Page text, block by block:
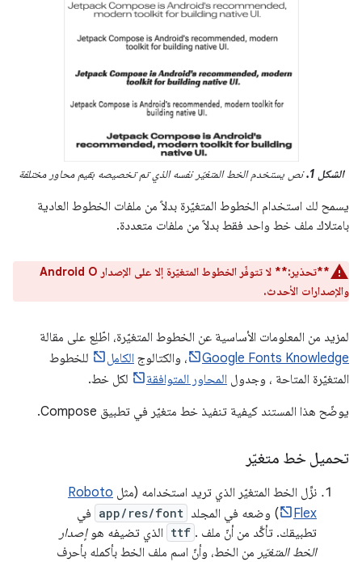
الشكل 1. نص يستخدم الخط المتغيّر نفسه الذي تم تخصيصه بقيم محاور مختلفة
يسمح لك استخدام الخطوط المتغيّرة بدلاً من ملفات الخطوط العادية
بامتلاك ملف خط واحد فقط بدلاً من ملفات متعددة.
**تحذير:**
لا تتوفّر الخطوط المتغيّرة إلا على الإصدار Android O
والإصدارات الأحدث.
لمزيد من المعلومات الأساسية عن الخطوط المتغيّرة، اطّلِع على مقالة
Google Fonts Knowledge
، والكتالوج الكامل
للخطوط
المتغيّرة المتاحة ، وجدول المحاور المتوافقة
لكل خط.
يوضّح هذا المستند كيفية تنفيذ خط متغيّر في تطبيق Compose.
تحميل خط متغيّر
نزِّل الخط المتغيّر الذي تريد استخدامه (مثل Roboto
Flex
) وضعه في المجلد app/res/font في
تطبيقك. تأكَّد من أنّ ملف . ttf الذي تضيفه هوإصدار
الخط المتغيّر من الخط، وأنّ اسم ملف الخط بأكمله بأحرف